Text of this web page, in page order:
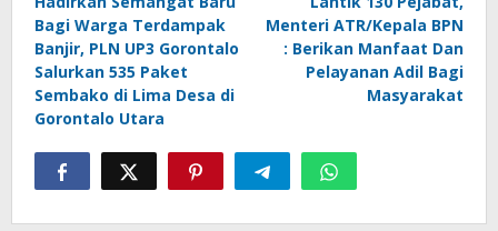
pos
Bagi Warga Terdampak
Banjir, PLN UP3 Gorontalo
Salurkan 535 Paket
Sembako di Lima Desa di
Gorontalo Utara
Menteri ATR/Kepala BPN
: Berikan Manfaat Dan
Pelayanan Adil Bagi
Masyarakat